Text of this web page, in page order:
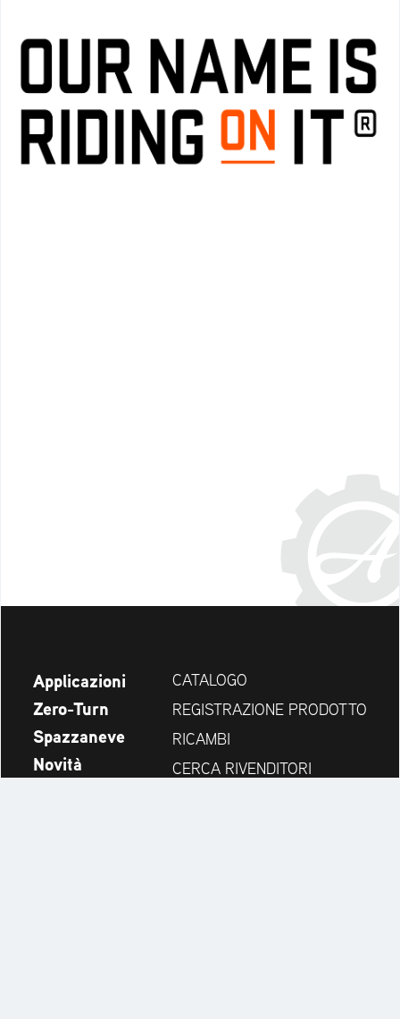
Applicazioni
Zero-Turn
Spazzaneve
Novità
CATALOGO
REGISTRAZIONE PRODOTTO
RICAMBI
CERCA RIVENDITORI